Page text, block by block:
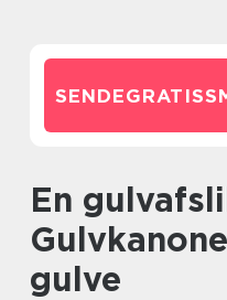
En gulvafslibning fra
gulve